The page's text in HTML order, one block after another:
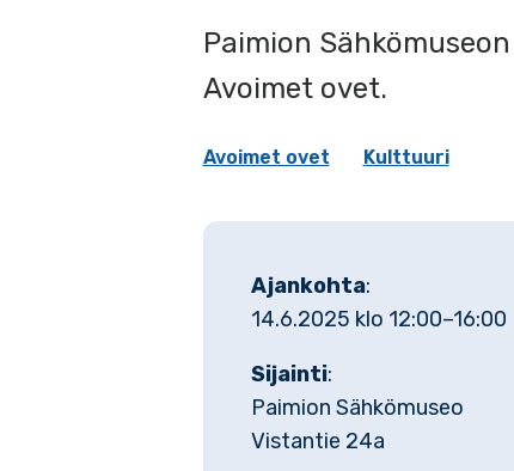
Paimion
Avoimet ovet.
Avoimet ovet Kulttuuri
Ajankohta:
14.6.2025 klo 12:00–16:00
Sijainti:
Paimion Sähkömuseo
Vistantie 24a